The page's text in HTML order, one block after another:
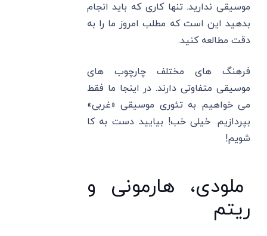
موسیقی ندارید. تنها کاری که باید انجام
بدهید این است که مطلب امروز ما را به
دقت مطالعه کنید.
فرهنگ های مختلف چارچوب های
موسیقی متفاوتی دارند. در اینجا ما فقط
می خواهیم به تئوری موسیقی «غربی»
بپردازیم. خیلی خب! بیایید دست به کا
شویم!
ملودی، هارمونی و
ریتم